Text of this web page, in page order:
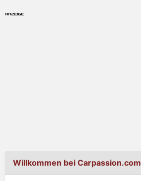
Willkommen bei Carpassion.com